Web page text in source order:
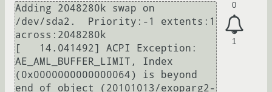
0
1
Adding 2048280k swap on
/dev/sda2.  Priority:-1 extents:1
across:2048280k
[   14.041492] ACPI Exception:
AE_AML_BUFFER_LIMIT, Index
(0x0000000000000064) is beyond
end of object (20101013/exoparg2-